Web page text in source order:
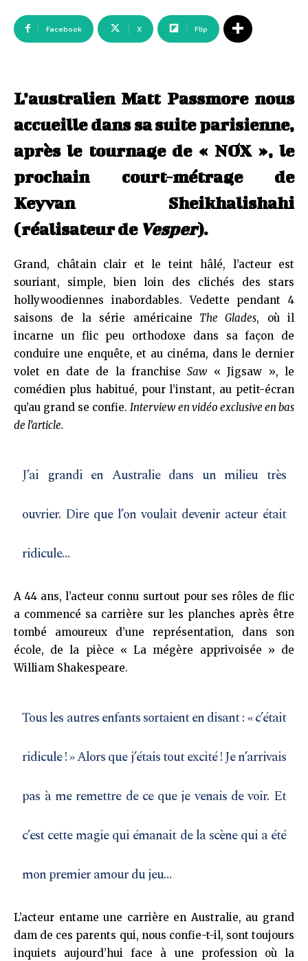
Facebook X Flip
L’australien Matt Passmore nous
accueille dans sa suite parisienne,
après le tournage de « NOX », le
prochain court-métrage de
Keyvan Sheikhalishahi
(réalisateur de Vesper).
Grand, châtain clair et le teint hâlé, l’acteur est
souriant, simple, bien loin des clichés des stars
hollywoodiennes inabordables. Vedette pendant 4
saisons de la série américaine The Glades, où il
incarne un flic peu orthodoxe dans sa façon de
conduire une enquête, et au cinéma, dans le dernier
volet en date de la franchiseSaw « Jigsaw », le
comédien plus habitué, pour l’instant, au petit-écran
qu’au grand se confie.Interview en vidéo exclusive en bas
de l’article.
J’ai grandi en Australie dans un milieu très
ouvrier. Dire que l’on voulait devenir acteur était
ridicule…
A 44 ans, l’acteur connu surtout pour ses rôles de flic
a commencé sa carrière sur les planches après être
tombé amoureux d’une représentation, dans son
école, de la pièce « La mégère apprivoisée » de
William Shakespeare.
Tous les autres enfants sortaient en disant : « c’était
ridicule ! » Alors que j’étais tout excité ! Je n’arrivais
pas à me remettre de ce que je venais de voir. Et
c’est cette magie qui émanait de la scène qui a été
mon premier amour du jeu…
L’acteur entame une carrière en Australie, au grand
dam de ces parents qui, nous confie-t-il, sont toujours
inquiets aujourd’hui face à une profession où la